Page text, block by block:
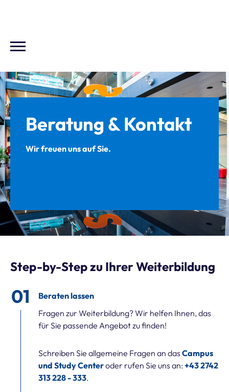
Beratung & Kontakt
Wir freuen uns auf Sie.
Step-by-Step zu Ihrer Weiterbildung
Beraten lassen
Fragen zur Weiterbildung? Wir helfen Ihnen, das
für Sie passende Angebot zu finden!
Schreiben Sie allgemeine Fragen an das Campus
und Study Centeroder rufen Sie uns an: +43 2742
313 228 - 333.